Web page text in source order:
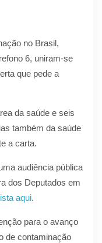
no Brasil,
6, uniram-se
que pede a
da saúde e seis
também da saúde
a carta.
audiência pública
dos Deputados em
aqui.
para o avanço
de contaminação